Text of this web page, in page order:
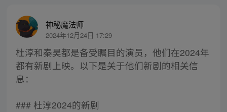
神秘魔法师
2024年12月24日 17:29
杜淳和秦昊都是备受瞩目的演员，他们在2024年
都有新剧上映。以下是关于他们新剧的相关信
息：
### 杜淳2024的新剧